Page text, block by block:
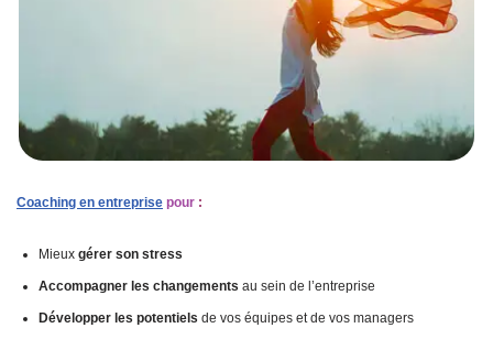
Coaching en entreprise pour :
Mieux gérer son stress
Accompagner les changements au sein de l’entreprise
Développer les potentiels de vos équipes et de vos managers